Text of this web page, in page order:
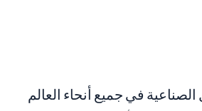
في جميع أنحاء العالم